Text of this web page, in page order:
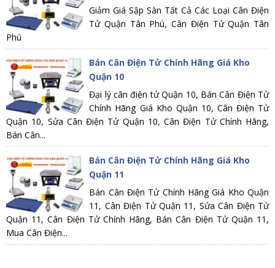
Giảm Giá Sập Sàn Tất Cả Các Loại Cân Điện
Tử Quận Tân Phú, Cân Điện Tử Quận Tân
Phú
Bán Cân Điện Tử Chính Hãng Giá Kho
Quận 10
Đại lý cân điện tử Quận 10, Bán Cân Điện Tử
Chính Hãng Giá Kho Quận 10, Cân Điện Tử
Quận 10, Sửa Cân Điện Tử Quận 10, Cân Điện Tử Chính Hãng,
Bán Cân...
Bán Cân Điện Tử Chính Hãng Giá Kho
Quận 11
Bán Cân Điện Tử Chính Hãng Giá Kho Quận
11, Cân Điện Tử Quận 11, Sửa Cân Điện Tử
Quận 11, Cân Điện Tử Chính Hãng, Bán Cân Điện Tử Quận 11,
Mua Cân Điện...